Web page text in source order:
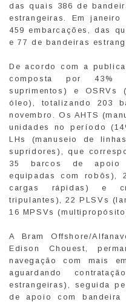
das quais 386 de
estrangeiras. Em janeiro
459 embarcações, das
e 77 de bandeiras
De acordo com a
composta por 43%
suprimentos) e OSRVs
óleo), totalizando 203
novembro. Os AHTS
unidades no período
LHs (manuseio de
supridores), que
35 barcos de apoio
equipadas com robôs),
cargas rápidas) e
tripulantes), 22 PLSVs
16 MPSVs
A Bram Offshore/
Edison Chouest,
navegação com mais
aguardando
estrangeiras), seguida
de apoio com bandeira